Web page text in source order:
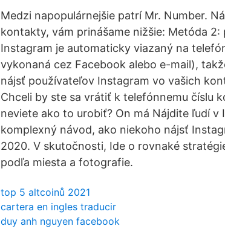
Medzi napopulárnejšie patrí Mr. Number.
kontakty, vám prinášame nižšie: Metóda
Instagram je automaticky viazaný na
vykonaná cez Facebook alebo e-mail),
nájsť používateľov Instagram vo vašich
Chceli by ste sa vrátiť k telefónnemu číslu
neviete ako to urobiť? On má Nájdite ľudí
komplexný návod, ako niekoho nájsť
2020. V skutočnosti, Ide o rovnaké
podľa miesta a fotografie.
top 5 altcoinů 2021
cartera en ingles traducir
duy anh nguyen facebook